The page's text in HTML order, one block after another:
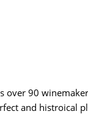
over 90
and histroical